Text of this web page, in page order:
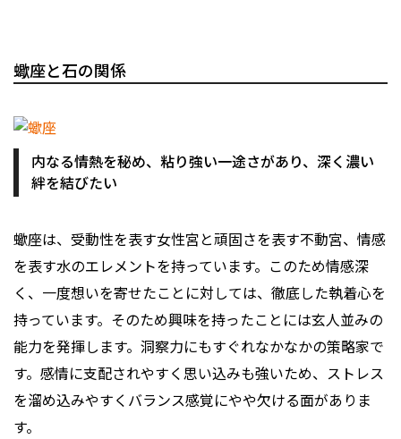
蠍座と石の関係
内なる情熱を秘め、粘り強い一途さがあり、深く濃い
絆を結びたい
蠍座は、受動性を表す女性宮と頑固さを表す不動宮、情感
を表す水のエレメントを持っています。このため情感深
く、一度想いを寄せたことに対しては、徹底した執着心を
持っています。そのため興味を持ったことには玄人並みの
能力を発揮します。洞察力にもすぐれなかなかの策略家で
す。感情に支配されやすく思い込みも強いため、ストレス
を溜め込みやすくバランス感覚にやや欠ける面がありま
す。